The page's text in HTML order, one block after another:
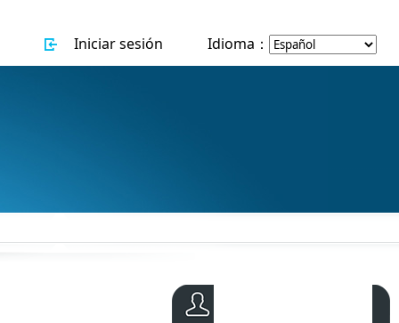
Iniciar sesión Idioma：